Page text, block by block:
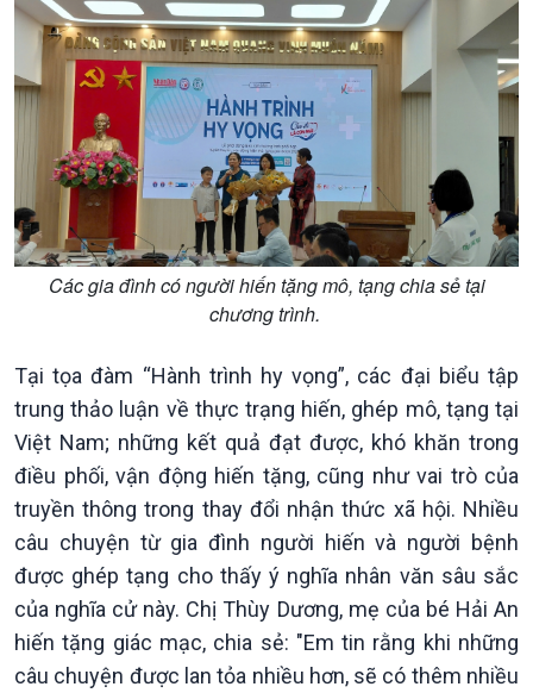
thương mại
Tìm hiểu biển, đảo Việt
Nam
Xã hội
Tin Đời sống & Xã hội
360 độ Sức khỏe
Chuyển đổi Xanh
Tài nguyên và Môi trường
Chuyên gia của bạn
Xã hội chuyển động
Khoa học & Công nghệ
Tin Khoa học & Công nghệ
Kết nối công nghệ
Sống chung với biến đổi
khí hậu
Các gia đình có người hiến tặng mô, tạng chia sẻ tại
chương trình.
Tại tọa đàm “Hành trình hy vọng”, các đại biểu tập
trung thảo luận về thực trạng hiến, ghép mô, tạng tại
Việt Nam; những kết quả đạt được, khó khăn trong
điều phối, vận động hiến tặng, cũng như vai trò của
truyền thông trong thay đổi nhận thức xã hội. Nhiều
câu chuyện từ gia đình người hiến và người bệnh
được ghép tạng cho thấy ý nghĩa nhân văn sâu sắc
của nghĩa cử này. Chị Thùy Dương, mẹ của bé Hải An
hiến tặng giác mạc, chia sẻ: "Em tin rằng khi những
câu chuyện được lan tỏa nhiều hơn, sẽ có thêm nhiều